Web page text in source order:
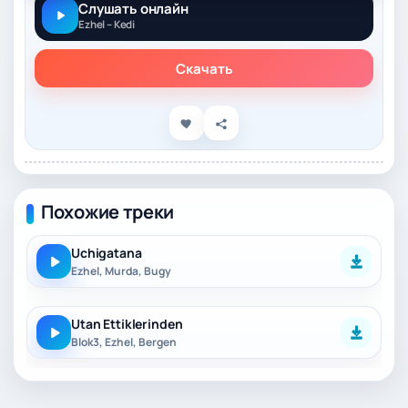
Слушать онлайн
Ezhel – Kedi
Скачать
Похожие треки
Uchigatana
Ezhel, Murda, Bugy
Utan Ettiklerinden
Blok3, Ezhel, Bergen